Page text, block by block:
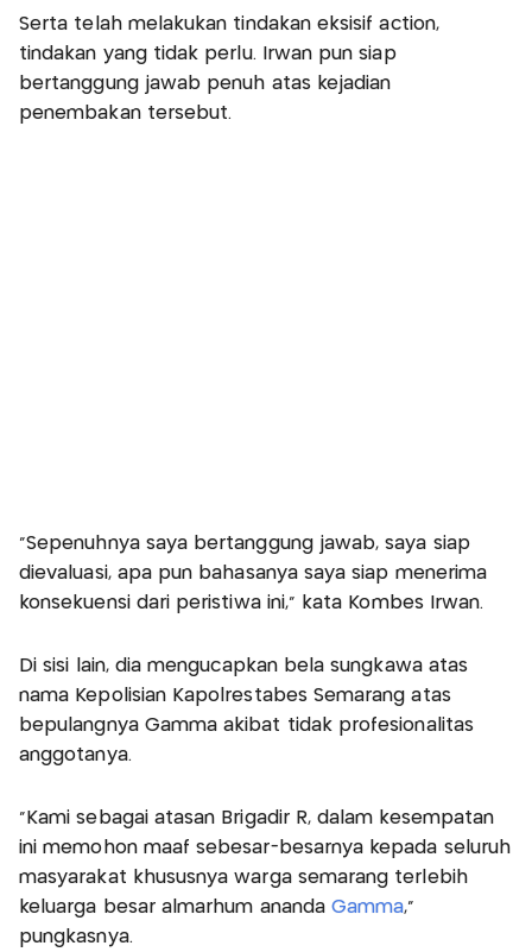
Serta telah melakukan tindakan eksisif action,
tindakan yang tidak perlu. Irwan pun siap
bertanggung jawab penuh atas kejadian
penembakan tersebut.
"Sepenuhnya saya bertanggung jawab, saya siap
dievaluasi, apa pun bahasanya saya siap menerima
konsekuensi dari peristiwa ini," kata Kombes Irwan.
Di sisi lain, dia mengucapkan bela sungkawa atas
nama Kepolisian Kapolrestabes Semarang atas
bepulangnya Gamma akibat tidak profesionalitas
anggotanya.
"Kami sebagai atasan Brigadir R, dalam kesempatan
ini memohon maaf sebesar-besarnya kepada seluruh
masyarakat khususnya warga semarang terlebih
keluarga besar almarhum anandaGamma,"
pungkasnya.